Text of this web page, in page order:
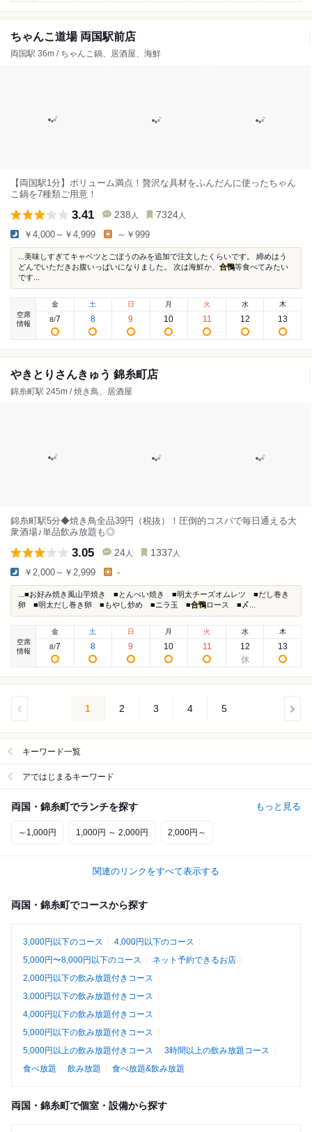
ちゃんこ道場 両国駅前店
両国駅 36m / ちゃんこ鍋、居酒屋、海鮮
【両国駅1分】ボリューム満点！贅沢な具材をふんだんに使ったちゃん
こ鍋を7種類ご用意！
3.41 238 人 7324 人
￥4,000～￥4,999 ～￥999
...美味しすぎてキャベツとごぼうのみを追加で注文したくらいです。 締めはう
どんでいただきお腹いっぱいになりました。 次は海鮮か、 合鴨等食べてみたい
です...
空席
情報
金
8/7
土
8
日
9
月
10
火
11
水
12
木
13
やきとりさんきゅう 錦糸町店
錦糸町駅 245m / 焼き鳥、居酒屋
錦糸町駅5分◆焼き鳥全品39円（税抜）！圧倒的コスパで毎日通える大
衆酒場♪単品飲み放題も◎
3.05 24 人 1337 人
￥2,000～￥2,999 -
...■お好み焼き風山芋焼き ■とんぺい焼き ■明太チーズオムレツ ■だし巻き
卵 ■明太だし巻き卵 ■もやし炒め ■ニラ玉 ■合鴨ロース ■〆...
空席
情報
金
8/7
土
8
日
9
月
10
火
11
水
12
木
13
1 2 3 4 5
キーワード一覧
アではじまるキーワード
両国・錦糸町でランチを探す もっと見る
～1,000円 1,000円 ～ 2,000円 2,000円～
関連のリンクをすべて表示する
両国・錦糸町でコースから探す
3,000円以下のコース
4,000円以下のコース
5,000円〜8,000円以下のコース
ネット予約できるお店
2,000円以下の飲み放題付きコース
3,000円以下の飲み放題付きコース
4,000円以下の飲み放題付きコース
5,000円以下の飲み放題付きコース
5,000円以上の飲み放題付きコース
3時間以上の飲み放題コース
食べ放題
飲み放題 食べ放題&飲み放題
両国・錦糸町で個室・設備から探す